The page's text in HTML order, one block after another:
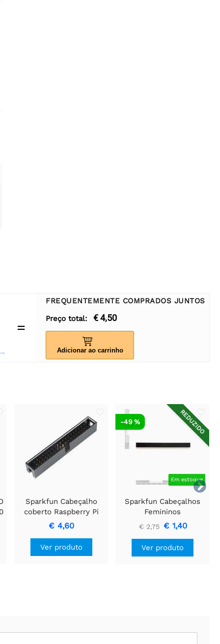
Opencircuit Cabeçalho fêmea empilhável de 8 pinos - 10 peças
=
FREQUENTEMENTE COMPRADOS JUNTOS
Preço total:
€ 4,50
Adicionar ao carrinho

Sparkfun Cabeçalho
coberto Raspberry Pi
GPIO - 2x20
€ 4,60
Ver produto
REDUZIDO
Em estoque
-49 %
Sparkfun Cabeçalhos
Femininos
€ 2,75 € 1,40
Ver produto